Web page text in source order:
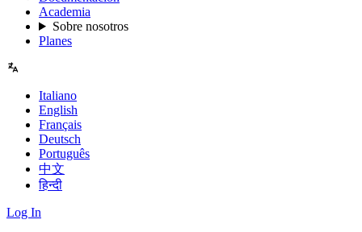
Academia
Sobre nosotros
Planes
Italiano
English
Français
Deutsch
Português
中文
हिन्दी
Log In